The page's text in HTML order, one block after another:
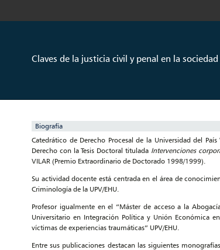
Claves de la justicia civil y penal en la sociedad
Biografía
Catedrático de Derecho Procesal de la Universidad del
Derecho con la Tesis Doctoral titulada Intervenciones
VILAR (Premio Extraordinario de Doctorado 1998/1999).
Su actividad docente está centrada en el área de
Criminología de la UPV/EHU.
Profesor igualmente en el “Máster de acceso a la
Universitario en Integración Política y Unión Económica
víctimas de experiencias traumáticas” UPV/EHU.
Entre sus publicaciones destacan las siguientes